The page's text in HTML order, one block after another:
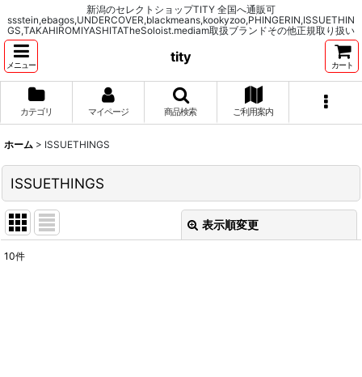
新潟のセレクトショップTITY 全国へ通販可
ssstein,ebagos,UNDERCOVER,blackmeans,kookyzoo,PHINGERIN,ISSUETHIN
GS,TAKAHIROMIYASHITATheSoloist.mediam取扱ブランドその他正規取り扱い
メニュー
tity
カート
カテゴリ マイページ 商品検索 ご利用案内
ホーム > ISSUETHINGS
ISSUETHINGS
表示順変更
10件